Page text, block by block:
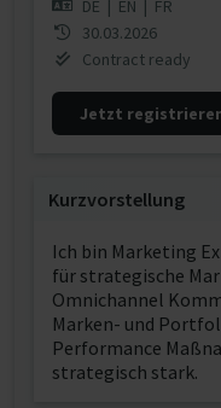
DE | EN | FR
30.03.2026
Contract ready
Jetzt
Kurzvorstellung
Ich bin Marketing
für strategische
Omnichannel
Marken- und
Performance
strategisch stark.